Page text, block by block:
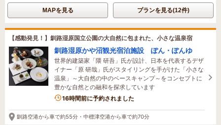
MAPを見る プランを見る(12件)
【感動発見！】釧路湿原国立公園の大自然に包まれた、小さな温泉宿
釧路湿原かや沼観光宿泊施設 ぽん・ぽんゆ
世界的建築家「隈 研吾」氏が設計、日本を代表するデザ
イナー「原 研哉」氏がスタイリングを手がけた「小さな
温泉」～大自然の中のベースキャンプ～をコンセプトに
豊かな自然との融和を探求しています
3名がこの宿を見ています
16時間前に予約されました
釧路空港から車で約55分・中標津空港から車で約70分